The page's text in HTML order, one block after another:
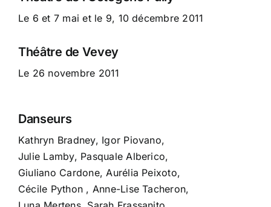
Le 6 et 7 mai et le 9, 10 décembre 2011
Théâtre de Vevey
Le 26 novembre 2011
Danseurs
Kathryn Bradney, Igor Piovano,
Julie Lamby, Pasquale Alberico,
Giuliano Cardone, Aurélia Peixoto,
Cécile Python , Anne-Lise Tacheron,